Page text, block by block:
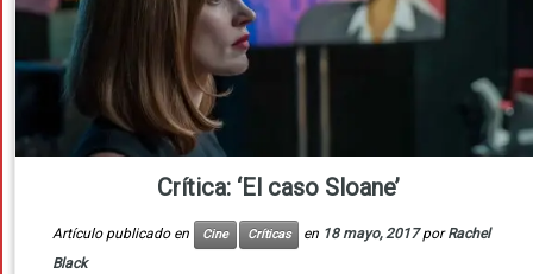
Crítica: ‘El caso Sloane’
Artículo publicado en Cine Críticas en 18 mayo, 2017 porRachel
Black